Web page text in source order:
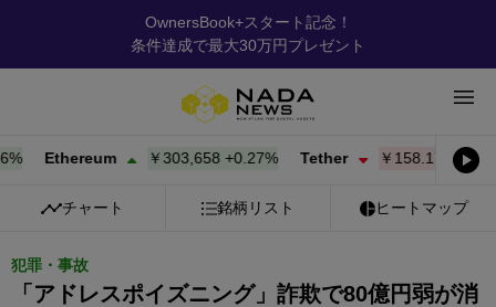
OwnersBook+スタート記念！
条件達成で最大30万円プレゼント
Ethereum ￥303,658+0.27% Tether ￥158.17-0.01%
チャート 銘柄リスト ヒートマップ
犯罪・事故
「アドレスポイズニング」詐欺で80億円弱が消